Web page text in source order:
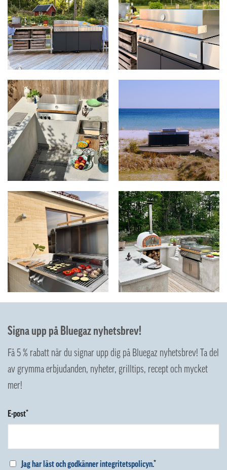
Signa upp på Bluegaz nyhetsbrev!
Få 5 % rabatt när du signar upp dig på Bluegaz nyhetsbrev! Ta del
av grymma erbjudanden, nyheter, grilltips, recept och mycket
mer!
E-post*
Jag har läst och godkänner integritetspolicyn.*